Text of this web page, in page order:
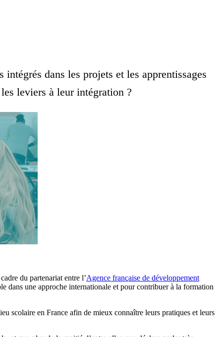
dans les projets et les apprentissages
leviers à leur intégration ?
du partenariat entre l’Agence française de développement
dans une approche internationale et pour contribuer à la formation
scolaire en France afin de mieux connaître leurs pratiques et leurs